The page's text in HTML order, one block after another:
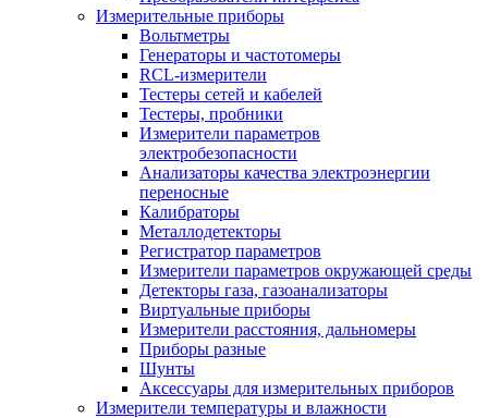
Измерительные приборы
Вольтметры
Генераторы и частотомеры
RCL-измерители
Тестеры сетей и кабелей
Тестеры, пробники
Измерители параметров
электробезопасности
Анализаторы качества электроэнергии
переносные
Калибраторы
Металлодетекторы
Регистратор параметров
Измерители параметров окружающей среды
Детекторы газа, газоанализаторы
Виртуальные приборы
Измерители расстояния, дальномеры
Приборы разные
Шунты
Аксессуары для измерительных приборов
Измерители температуры и влажности